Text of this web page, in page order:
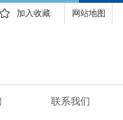
网站地图
加入收藏
联系我们